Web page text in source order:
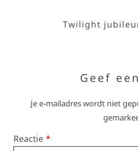
Twilight
Geef
Je e-mailadres wordt niet
Reactie*